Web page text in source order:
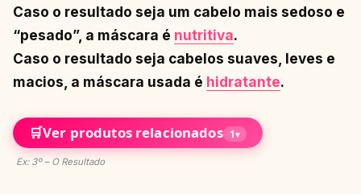
Caso o resultado seja um cabelo mais sedoso e
“pesado”, a máscara é nutritiva.
Caso o resultado seja cabelos suaves, leves e
macios, a máscara usada é hidratante.
🛒Ver produtos relacionados 1▾
Ex: 3º – O Resultado